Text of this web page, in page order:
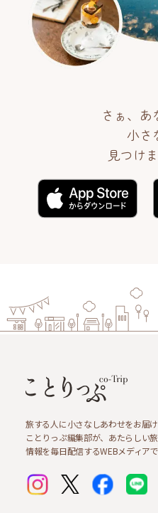
さぁ、あ
小さ
見つけ
旅する人に小さなしあわせをお届け
ことりっぷ編集部が、あたらしい
情報を毎日配信するWEBメディアで